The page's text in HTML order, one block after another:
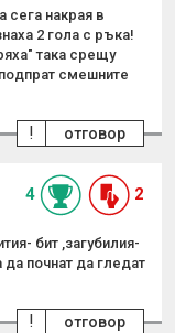
сега накрая в
2 гола с ръка!
така срещу
смешните
отговор
!
4 2
бит ,загубилия-
да почнат да гледат
отговор
!